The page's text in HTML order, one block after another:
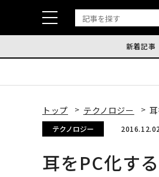
新着記事
トップ テクノロジー
テクノロジー
耳をPC化す